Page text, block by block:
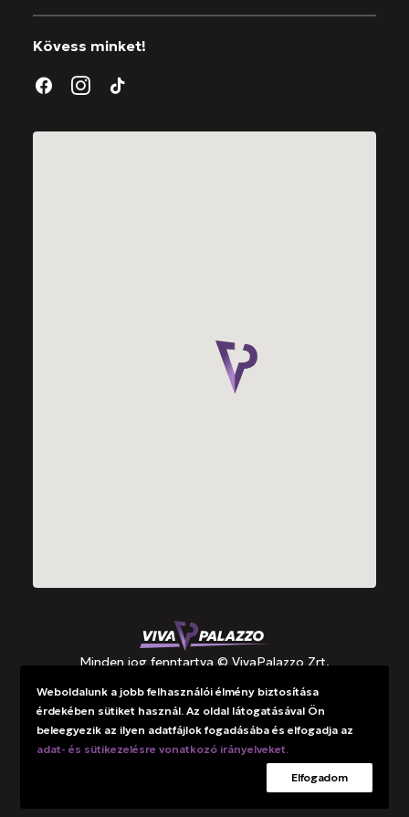
Kövess minket!
Minden jog fenntartva © VivaPalazzo Zrt.
Támogatások
Adatkezelési tájékoztató
Weboldalunk a jobb felhasználói élmény biztosítása
érdekében sütiket használ. Az oldal látogatásával Ön
beleegyezik az ilyen adatfájlok fogadásába és elfogadja az
adat- és sütikezelésre vonatkozó irányelveket.
Elfogadom